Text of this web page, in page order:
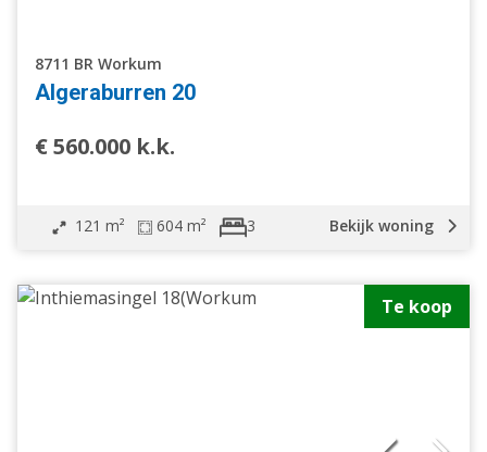
8711 BR Workum
Algeraburren 20
€ 560.000 k.k.
121 m² 604 m² 3 Bekijk woning
Te koop